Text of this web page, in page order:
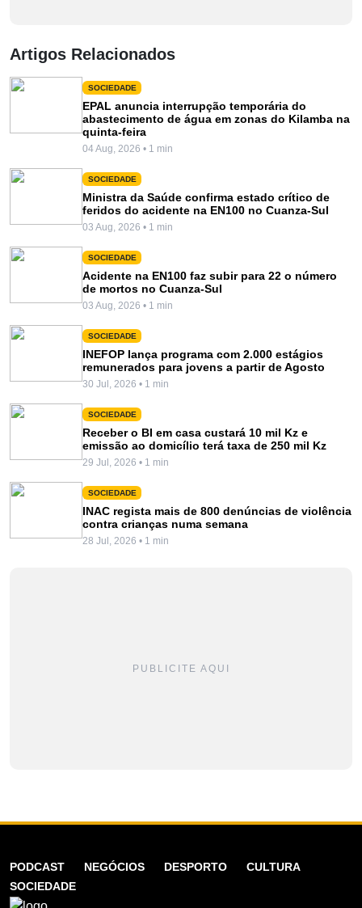
Artigos Relacionados
SOCIEDADE
EPAL anuncia interrupção temporária do
abastecimento de água em zonas do Kilamba na
quinta-feira
04 Aug, 2026 • 1 min
SOCIEDADE
Ministra da Saúde confirma estado crítico de
feridos do acidente na EN100 no Cuanza-Sul
03 Aug, 2026 • 1 min
SOCIEDADE
Acidente na EN100 faz subir para 22 o número
de mortos no Cuanza-Sul
03 Aug, 2026 • 1 min
SOCIEDADE
INEFOP lança programa com 2.000 estágios
remunerados para jovens a partir de Agosto
30 Jul, 2026 • 1 min
SOCIEDADE
Receber o BI em casa custará 10 mil Kz e
emissão ao domicílio terá taxa de 250 mil Kz
29 Jul, 2026 • 1 min
SOCIEDADE
INAC regista mais de 800 denúncias de violência
contra crianças numa semana
28 Jul, 2026 • 1 min
PUBLICITE AQUI
PODCAST NEGÓCIOS DESPORTO
CULTURA
SOCIEDADE